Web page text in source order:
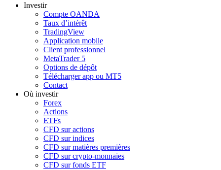
Investir
Compte OANDA
Taux d’intérêt
TradingView
Application mobile
Client professionnel
MetaTrader 5
Options de dépôt
Télécharger app ou MT5
Contact
Où investir
Forex
Actions
ETFs
CFD sur actions
CFD sur indices
CFD sur matières premières
CFD sur crypto-monnaies
CFD sur fonds ETF